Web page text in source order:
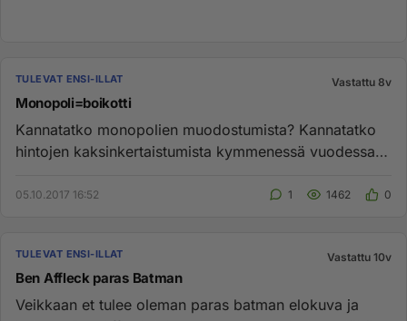
TULEVAT ENSI-ILLAT Vastattu 8v
Monopoli=boikotti
Kannatatko monopolien muodostumista? Kannatatko
hintojen kaksinkertaistumista kymmenessä vuodessa?
05.10.2017 16:52 1 1462 0
TULEVAT ENSI-ILLAT Vastattu 10v
Ben Affleck paras Batman
Veikkaan et tulee oleman paras batman elokuva ja